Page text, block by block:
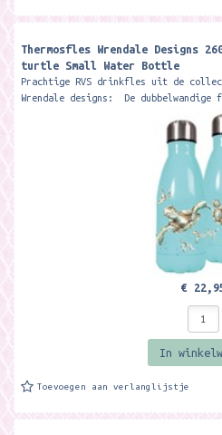
Thermosfles Wrendale Designs
turtle Small Water Bottle
Prachtige RVS drinkfles uit de
Wrendale designs: De
€
In
Toevoegen aan verlanglijstje